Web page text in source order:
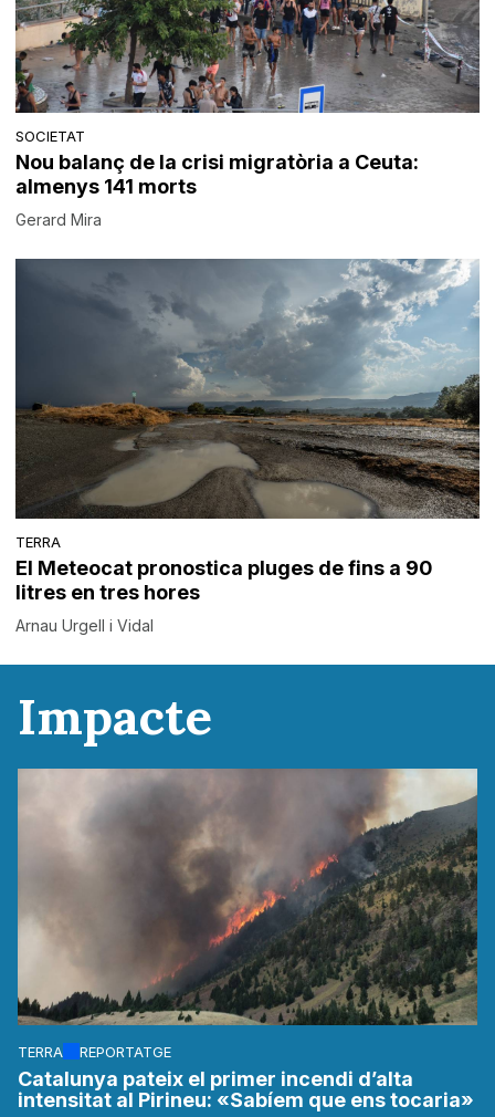
SOCIETAT
Nou balanç de la crisi migratòria a Ceuta:
almenys 141 morts
Gerard Mira
TERRA
El Meteocat pronostica pluges de fins a 90
litres en tres hores
Arnau Urgell i Vidal
Impacte
TERRA REPORTATGE
Catalunya pateix el primer incendi d’alta
intensitat al Pirineu: «Sabíem que ens tocaria»